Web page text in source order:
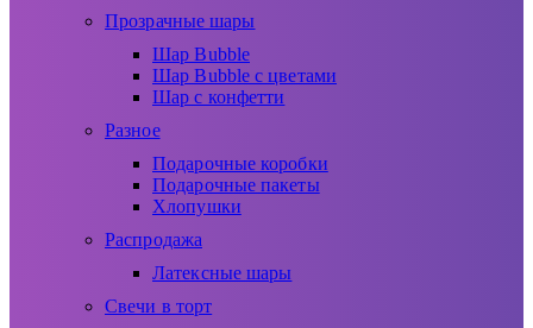
Прозрачные шары
Шар Bubble
Шар Bubble с цветами
Шар с конфетти
Разное
Подарочные коробки
Подарочные пакеты
Хлопушки
Распродажа
Латексные шары
Свечи в торт